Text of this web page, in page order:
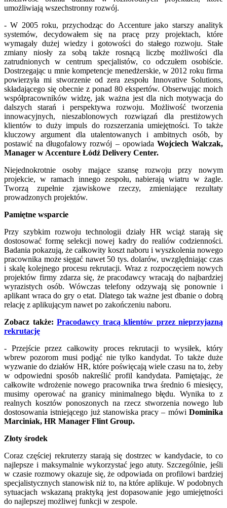
umożliwiają wszechstronny rozwój.
- W 2005 roku, przychodząc do Accenture jako starszy analityk
systemów, decydowałem się na pracę przy projektach, które
wymagały dużej wiedzy i gotowości do stałego rozwoju. Stałe
zmiany niosły za sobą także rosnącą liczbę możliwości dla
zatrudnionych w centrum specjalistów, co odczułem osobiście.
Dostrzegając u mnie kompetencje menedżerskie, w 2012 roku firma
powierzyła mi stworzenie od zera zespołu Innovative Solutions,
składającego się obecnie z ponad 80 ekspertów. Obserwując moich
współpracowników widzę, jak ważna jest dla nich motywacja do
dalszych starań i perspektywa rozwoju. Możliwość tworzenia
innowacyjnych, nieszablonowych rozwiązań dla prestiżowych
klientów to duży impuls do rozszerzania umiejętności. To także
kluczowy argument dla utalentowanych i ambitnych osób, by
postawić na długofalowy rozwój – opowiada Wojciech Walczak,
Manager w Accenture Łódź Delivery Center.
Niejednokrotnie osoby mające szansę rozwoju przy nowym
projekcie, w ramach innego zespołu, nabierają wiatru w żagle.
Tworzą zupełnie zjawiskowe rzeczy, zmieniające rezultaty
prowadzonych projektów.
Pamiętne wsparcie
Przy szybkim rozwoju technologii działy HR wciąż starają się
dostosować formę selekcji nowej kadry do realiów codzienności.
Badania pokazują, że całkowity koszt naboru i wyszkolenia nowego
pracownika może sięgać nawet 50 tys. dolarów, uwzględniając czas
i skalę kolejnego procesu rekrutacji. Wraz z rozpoczęciem nowych
projektów firmy zdarza się, że pracodawcy wracają do najbardziej
wyrazistych osób. Wówczas telefony odzywają się ponownie i
aplikant wraca do gry o etat. Dlatego tak ważne jest dbanie o dobrą
relację z aplikującym nawet po zakończeniu naboru.
Zobacz także: Pracodawcy tracą klientów przez nieprzyjazną
rekrutację
- Przejście przez całkowity proces rekrutacji to wysiłek, który
wbrew pozorom musi podjąć nie tylko kandydat. To także duże
wyzwanie do działów HR, które poświęcają wiele czasu na to, żeby
w odpowiedni sposób nakreślić profil kandydata. Pamiętając, że
całkowite wdrożenie nowego pracownika trwa średnio 6 miesięcy,
musimy operować na granicy minimalnego błędu. Wynika to z
realnych kosztów ponoszonych na rzecz stworzenia nowego lub
dostosowania istniejącego już stanowiska pracy – mówi Dominika
Marciniak, HR Manager Flint Group.
Złoty środek
Coraz częściej rekruterzy starają się dostrzec w kandydacie, to co
najlepsze i maksymalnie wykorzystać jego atuty. Szczególnie, jeśli
w czasie rozmowy okazuje się, że odpowiada on profilowi bardziej
specjalistycznych stanowisk niż to, na które aplikuje. W podobnych
sytuacjach wskazaną praktyką jest dopasowanie jego umiejętności
do najlepszej możliwej funkcji w zespole.